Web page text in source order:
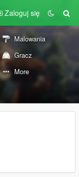
Zaloguj się
Malowania
Gracz
More